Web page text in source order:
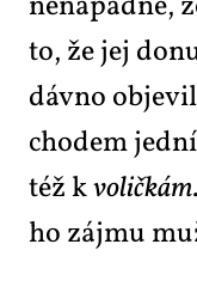
to, že jej
dáv­no
cho­dem
též kvo­lič­kám
ho zájmu